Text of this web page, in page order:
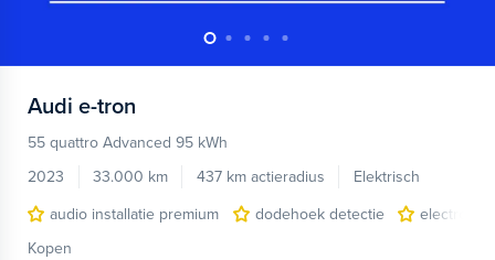
Audi e-tron
55 quattro Advanced 95 kWh
2023
33.000 km 437 km actieradius
Elektrisch
audio installatie premium
dodehoek detectie
electronic
Kopen